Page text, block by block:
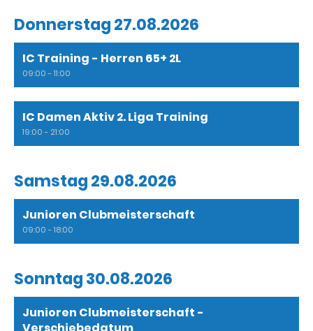
Donnerstag 27.08.2026
IC Training - Herren 65+ 2L
09:00 - 11:00
IC Damen Aktiv 2. Liga Training
19:00 - 21:00
Samstag 29.08.2026
Junioren Clubmeisterschaft
09:00 - 18:00
Sonntag 30.08.2026
Junioren Clubmeisterschaft -